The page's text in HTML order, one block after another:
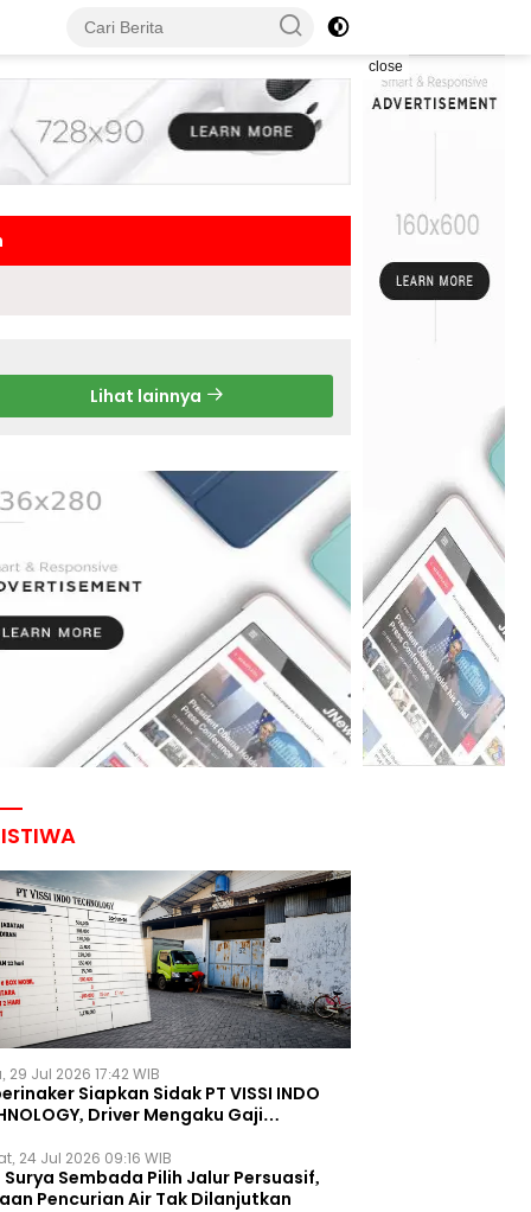
close
Lihat lainnya
29 Jul 2026 17:42 WIB
Siapkan Sidak PT VISSI INDO
Driver Mengaku Gaji
24 Jul 2026 09:16 WIB
Surya Sembada Pilih Jalur Persuasif,
Pencurian Air Tak Dilanjutkan